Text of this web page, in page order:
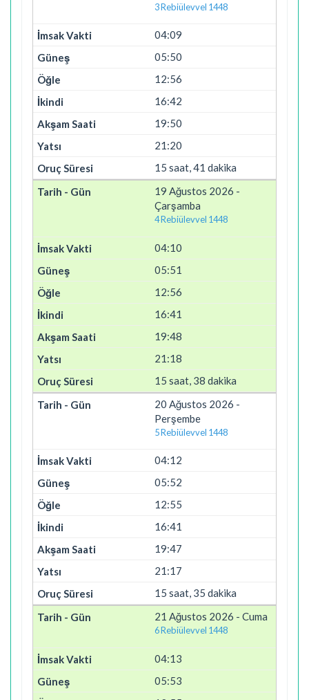
3 Rebiülevvel 1448
04:09
05:50
12:56
16:42
19:50
21:20
15 saat, 41 dakika
19 Ağustos 2026 -
Çarşamba
4 Rebiülevvel 1448
04:10
05:51
12:56
16:41
19:48
21:18
15 saat, 38 dakika
20 Ağustos 2026 -
Perşembe
5 Rebiülevvel 1448
04:12
05:52
12:55
16:41
19:47
21:17
15 saat, 35 dakika
21 Ağustos 2026 - Cuma
6 Rebiülevvel 1448
04:13
05:53